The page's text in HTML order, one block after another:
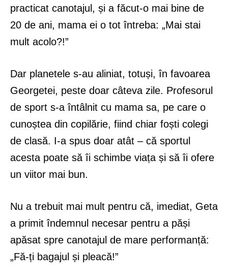
practicat canotajul, și a făcut-o mai bine de
20 de ani, mama ei o tot întreba: „Mai stai
mult acolo?!”
Dar planetele s-au aliniat, totuși, în favoarea
Georgetei, peste doar câteva zile. Profesorul
de sport s-a întâlnit cu mama sa, pe care o
cunoștea din copilărie, fiind chiar foști colegi
de clasă. I-a spus doar atât – că sportul
acesta poate să îi schimbe viața și să îi ofere
un viitor mai bun.
Nu a trebuit mai mult pentru că, imediat, Geta
a primit îndemnul necesar pentru a păși
apăsat spre canotajul de mare performanță:
„Fă-ți bagajul și pleacă!”